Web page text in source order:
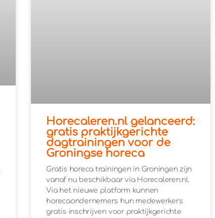
Horecaleren.nl gelanceerd:
gratis praktijkgerichte
dagtrainingen voor de
Groningse horeca
Gratis horeca trainingen in Groningen zijn
vanaf nu beschikbaar via Horecaleren.nl.
Via het nieuwe platform kunnen
horecaondernemers hun medewerkers
gratis inschrijven voor praktijkgerichte